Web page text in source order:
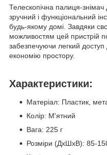
Телескопічна палиця-
зручний і функціональний
будь-якому домі. Завдяки
можливостям цей пристрій
забезпечуючи легкий
економію простору.
Характеристики:
Матеріал: Пластик,
Колір: М'ятний
Вага: 225 г
Розміри (ДхШхВ): 85-